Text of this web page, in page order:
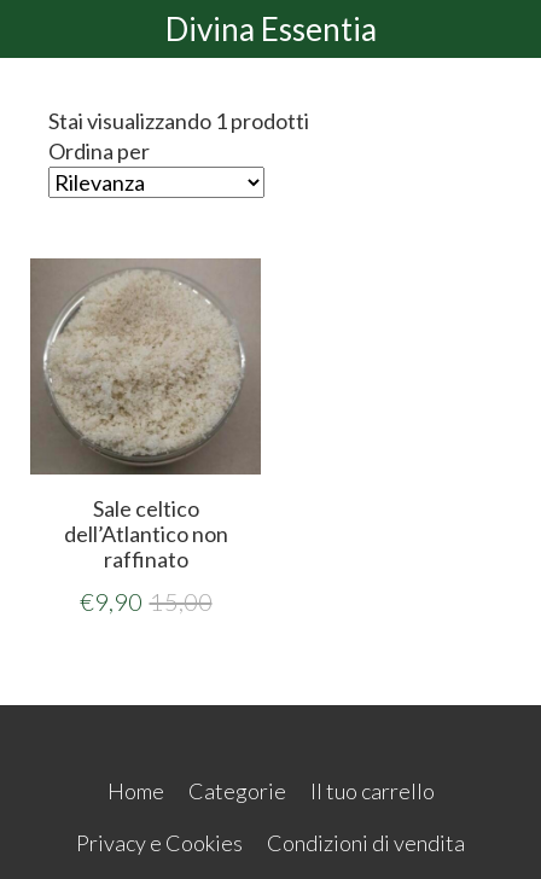
Divina Essentia
Stai visualizzando 1 prodotti
Ordina per
Sale celtico
dell’Atlantico non
raffinato
€9,90 15,00
Home Categorie
Il tuo carrello
Privacy e Cookies
Condizioni di vendita